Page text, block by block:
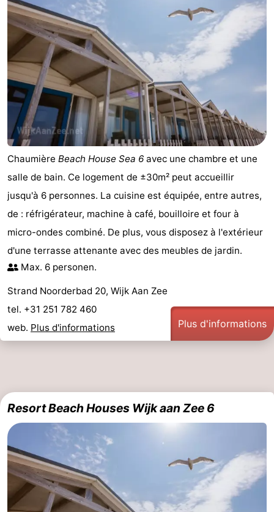
Chaumière Beach House Sea 6 avec une chambre et une
salle de bain. Ce logement de ±30m² peut accueillir
jusqu'à 6 personnes. La cuisine est équipée, entre autres,
de : réfrigérateur, machine à café, bouilloire et four à
micro-ondes combiné. De plus, vous disposez à l'extérieur
d'une terrasse attenante avec des meubles de jardin.
Max. 6 personen.
Strand Noorderbad 20, Wijk Aan Zee
tel. +31 251 782 460
web. Plus d'informations Plus d'informations
Resort Beach Houses Wijk aan Zee 6